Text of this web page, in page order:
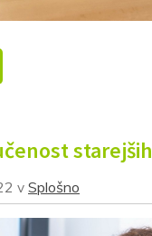
starejših
v Splošno